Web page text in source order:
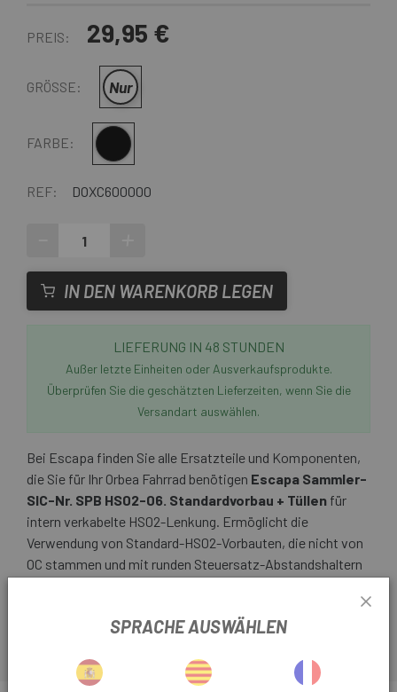
PREIS: 29,95 €
GRÖSSE: Nur
FARBE: Multi
REF: DOXC600000
IN DEN WARENKORB LEGEN
LIEFERUNG IN 48 STUNDEN
Außer letzte Einheiten oder Ausverkaufsprodukte.
Überprüfen Sie die geschätzten Lieferzeiten, wenn Sie die
Versandart auswählen.
Bei Escapa finden Sie alle Ersatzteile und Komponenten,
die Sie für Ihr Orbea Fahrrad benötigen Escapa Sammler-
SIC-Nr. SPB HS02-06. Standardvorbau + Tüllen für
intern verkabelte HS02-Lenkung. Ermöglicht die
Verwendung von Standard-HS02-Vorbauten, die nicht von
OC stammen und mit runden Steuersatz-Abstandshaltern
SPRACHE AUSWÄHLEN